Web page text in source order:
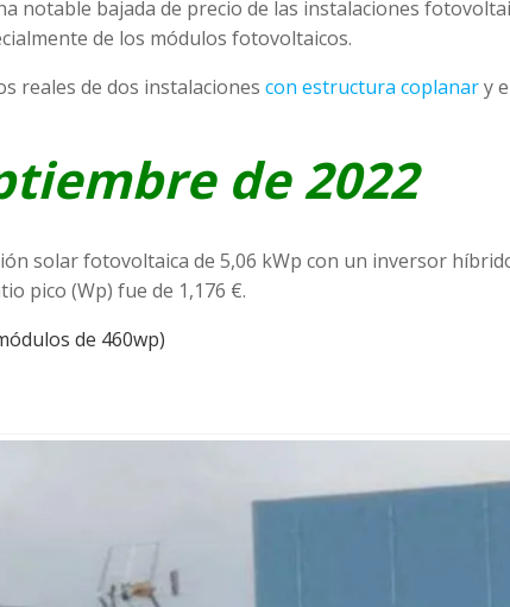
notable bajada de precio de las instalaciones
de los módulos fotovoltaicos.
reales de dos instalaciones con estructura coplanary
de 2022
solar fotovoltaica de 5,06 kWp con un inversor
pico (Wp) fue de 1,176 €.
de 460wp)